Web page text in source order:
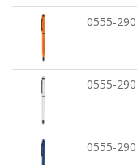
0555-
0555-
0555-